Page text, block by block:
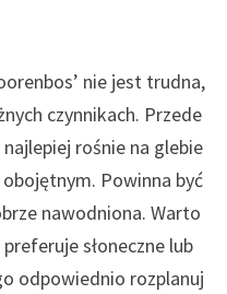
nie jest trudna,
czynnikach. Przede
rośnie na glebie
Powinna być
nawodniona. Warto
słoneczne lub
odpowiednio rozplanuj